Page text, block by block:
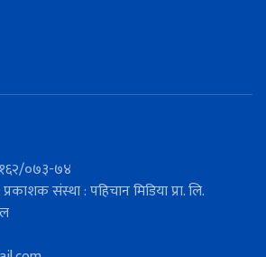
१६२/०७३-७४
संस्था : पहिचान मिडिया प्रा. लि.